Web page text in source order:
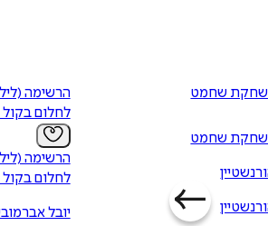
שחמט
שחמט
לחלום
לחלום
יובל